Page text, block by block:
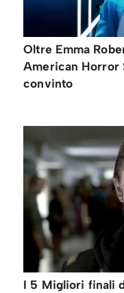
Oltre Emma
American Horror
convinto
I 5 Migliori finali